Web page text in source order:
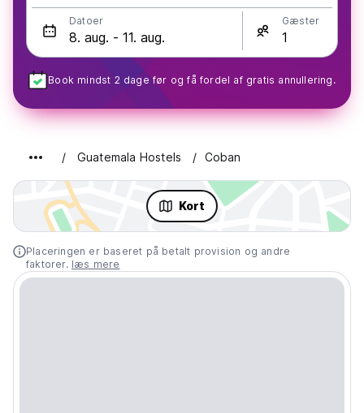
Datoer Gæster
Book mindst 2 dage før og få fordel af gratis annullering.
Guatemala Hostels Coban
Kort
Placeringen er baseret på betalt provision og andre
faktorer. læs mere